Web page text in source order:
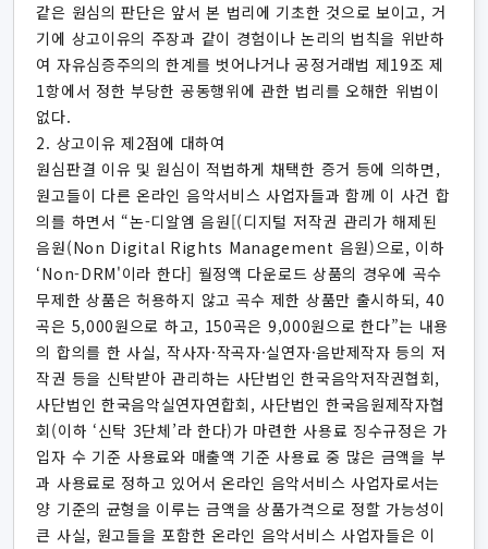
같은 원심의 판단은 앞서 본 법리에 기초한 것으로 보이고, 거
기에 상고이유의 주장과 같이 경험이나 논리의 법칙을 위반하
여 자유심증주의의 한계를 벗어나거나 공정거래법 제19조 제
1항에서 정한 부당한 공동행위에 관한 법리를 오해한 위법이
없다.
2. 상고이유 제2점에 대하여
원심판결 이유 및 원심이 적법하게 채택한 증거 등에 의하면,
원고들이 다른 온라인 음악서비스 사업자들과 함께 이 사건 합
의를 하면서 “논-디알엠 음원[(디지털 저작권 관리가 해제된
음원(Non Digital Rights Management 음원)으로, 이하
‘Non-DRM'이라 한다] 월정액 다운로드 상품의 경우에 곡수
무제한 상품은 허용하지 않고 곡수 제한 상품만 출시하되, 40
곡은 5,000원으로 하고, 150곡은 9,000원으로 한다”는 내용
의 합의를 한 사실, 작사자·작곡자·실연자·음반제작자 등의 저
작권 등을 신탁받아 관리하는 사단법인 한국음악저작권협회,
사단법인 한국음악실연자연합회, 사단법인 한국음원제작자협
회(이하 ‘신탁 3단체’라 한다)가 마련한 사용료 징수규정은 가
입자 수 기준 사용료와 매출액 기준 사용료 중 많은 금액을 부
과 사용료로 정하고 있어서 온라인 음악서비스 사업자로서는
양 기준의 균형을 이루는 금액을 상품가격으로 정할 가능성이
큰 사실, 원고들을 포함한 온라인 음악서비스 사업자들은 이